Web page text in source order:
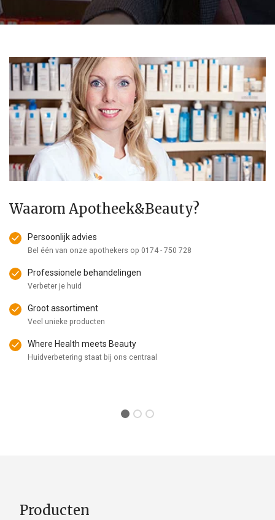
Waarom Apotheek&Beauty?
Persoonlijk advies
Bel één van onze apothekers op 0174 - 750 728
Professionele behandelingen
Verbeter je huid
Groot assortiment
Veel unieke producten
Where Health meets Beauty
Huidverbetering staat bij ons centraal
Producten